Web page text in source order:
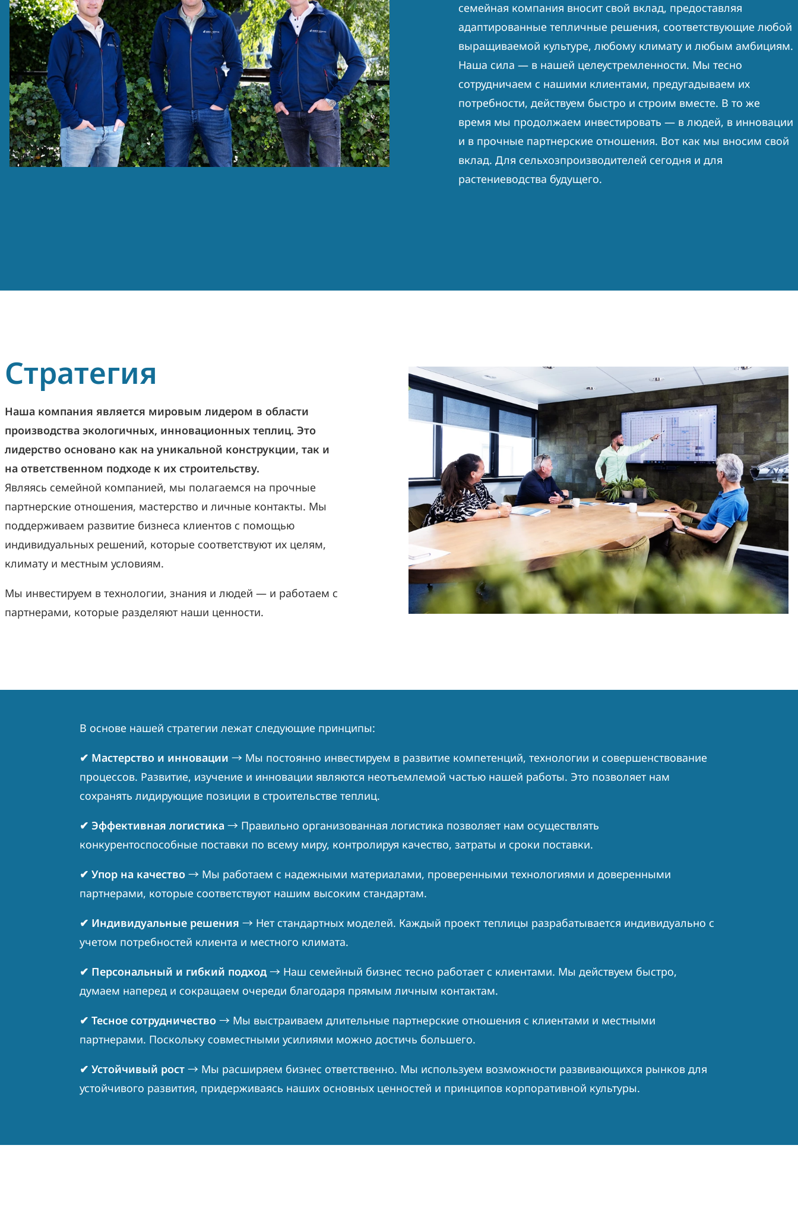
семейная компания вносит свой вклад, предоставляя
адаптированные тепличные решения, соответствующие любой
выращиваемой культуре, любому климату и любым амбициям.
Наша сила — в нашей целеустремленности. Мы тесно
сотрудничаем с нашими клиентами, предугадываем их
потребности, действуем быстро и строим вместе. В то же
время мы продолжаем инвестировать — в людей, в инновации
и в прочные партнерские отношения. Вот как мы вносим свой
вклад. Для сельхозпроизводителей сегодня и для
растениеводства будущего.
Стратегия
Наша компания является мировым лидером в области
производства экологичных, инновационных теплиц. Это
лидерство основано как на уникальной конструкции, так и
на ответственном подходе к их строительству.
Являясь семейной компанией, мы полагаемся на прочные
партнерские отношения, мастерство и личные контакты. Мы
поддерживаем развитие бизнеса клиентов с помощью
индивидуальных решений, которые соответствуют их целям,
климату и местным условиям.
Мы инвестируем в технологии, знания и людей — и работаем с
партнерами, которые разделяют наши ценности.
В основе нашей стратегии лежат следующие принципы:
✔ Мастерство и инновации→ Мы постоянно инвестируем в развитие компетенций, технологии и совершенствование
процессов. Развитие, изучение и инновации являются неотъемлемой частью нашей работы. Это позволяет нам
сохранять лидирующие позиции в строительстве теплиц.
✔ Эффективная логистика→ Правильно организованная логистика позволяет нам осуществлять
конкурентоспособные поставки по всему миру, контролируя качество, затраты и сроки поставки.
✔ Упор на качество→ Мы работаем с надежными материалами, проверенными технологиями и доверенными
партнерами, которые соответствуют нашим высоким стандартам.
✔ Индивидуальные решения→ Нет стандартных моделей. Каждый проект теплицы разрабатывается индивидуально с
учетом потребностей клиента и местного климата.
✔ Персональный и гибкий подход → Наш семейный бизнес тесно работает с клиентами. Мы действуем быстро,
думаем наперед и сокращаем очереди благодаря прямым личным контактам.
✔ Тесное сотрудничество → Мы выстраиваем длительные партнерские отношения с клиентами и местными
партнерами. Поскольку совместными усилиями можно достичь большего.
✔ Устойчивый рост → Мы расширяем бизнес ответственно. Мы используем возможности развивающихся рынков для
устойчивого развития, придерживаясь наших основных ценностей и принципов корпоративной культуры.